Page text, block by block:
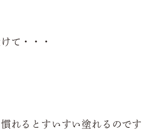
て・・・
れるとすいすい塗れるのです